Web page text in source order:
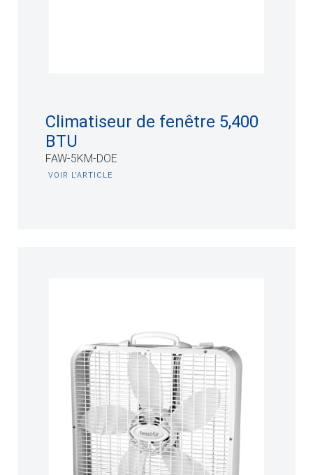
Climatiseur de fenêtre 5,400
BTU
FAW-5KM-DOE
VOIR L'ARTICLE